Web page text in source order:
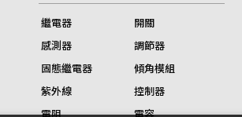
繼電器 開關
感測器 調節器
固態繼電器 傾角模組
紫外線 控制器
電阻 電容